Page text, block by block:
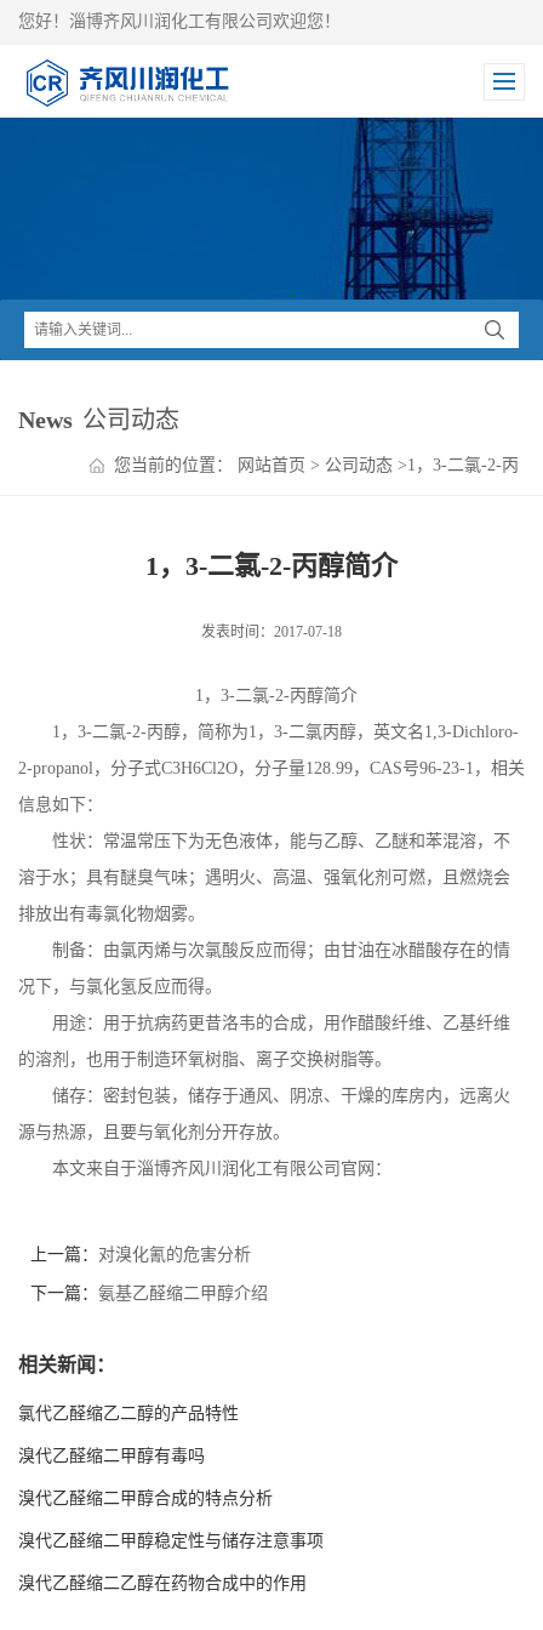
您好！淄博齐风川润化工有限公司欢迎您！
News 公司动态
您当前的位置： 网站首页 > 公司动态 >1，3-二氯-2-丙
1，3-二氯-2-丙醇简介
发表时间：2017-07-18
1 ， 3-二氯-2-丙醇简介
1 ， 3-二氯-2-丙醇，简称为1 ， 3-二氯丙醇，英文名 1,3-Dichloro-
2-propanol，分子式C3H6Cl2O，分子量128.99， CAS号96-23-1 ，相关
信息如下：
性状：常温常压下为无色液体，能与乙醇、乙醚和苯混溶，不
溶于水；具有醚臭气味；遇明火、高温、强氧化剂可燃，且燃烧会
排放出有毒氯化物烟雾。
制备：由氯丙烯与次氯酸反应而得；由甘油在冰醋酸存在的情
况下，与氯化氢反应而得。
用途：用于抗病药更昔洛韦的合成，用作醋酸纤维、乙基纤维
的溶剂，也用于制造环氧树脂、离子交换树脂等。
储存：密封包装，储存于通风、阴凉、干燥的库房内，远离火
源与热源，且要与氧化剂分开存放。
本文来自于淄博齐风川润化工有限公司官网：
上一篇： 对溴化氰的危害分析
下一篇： 氨基乙醛缩二甲醇介绍
相关新闻：
氯代乙醛缩乙二醇的产品特性
溴代乙醛缩二甲醇有毒吗
溴代乙醛缩二甲醇合成的特点分析
溴代乙醛缩二甲醇稳定性与储存注意事项
溴代乙醛缩二乙醇在药物合成中的作用